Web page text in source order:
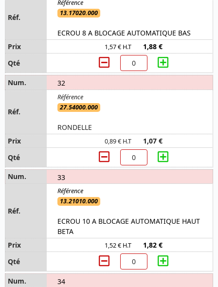
13.17020.000
ECROU 8 A BLOCAGE AUTOMATIQUE BAS
1,57 € H.T 1,88 €
32
27.54000.000
RONDELLE
0,89 € H.T 1,07 €
33
13.21010.000
ECROU 10 A BLOCAGE AUTOMATIQUE HAUT
BETA
1,52 € H.T 1,82 €
34